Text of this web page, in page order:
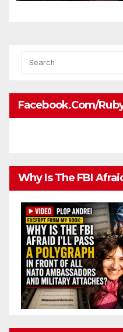
Facebook.com/
Why Is The FBI